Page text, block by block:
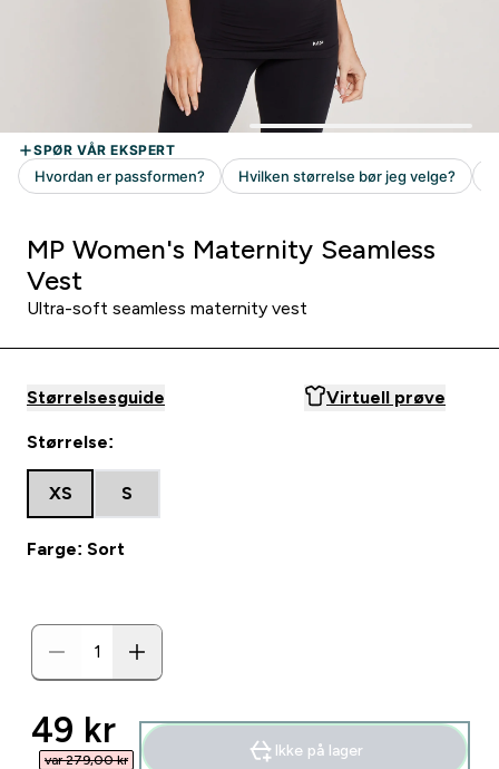
MP Women's Maternity Seamless
Vest
Ultra-soft seamless maternity vest
Størrelsesguide Virtuell prøve
Størrelse:
XS S
Farge: Sort
discounted price
49 kr‎
var 279,00 kr‎
Ikke på lager